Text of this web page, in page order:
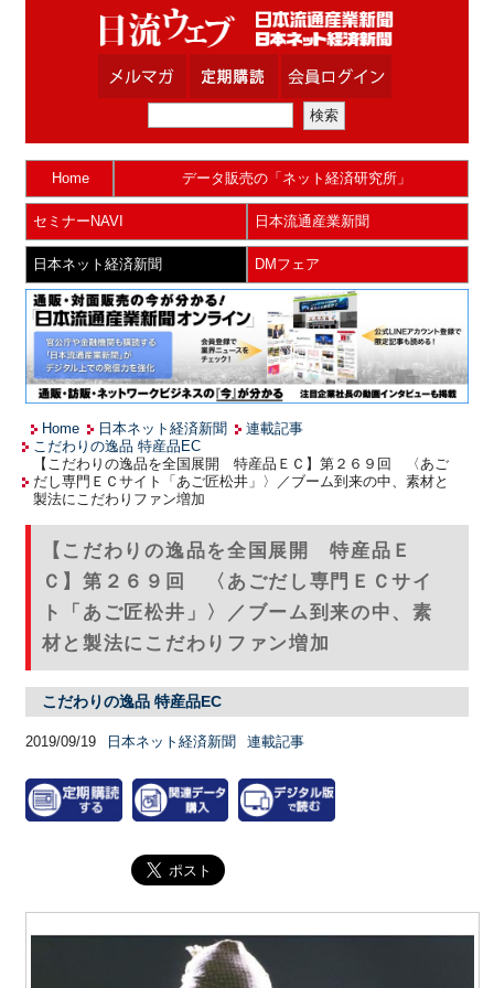
Home データ販売の「ネット経済研究所」
セミナーNAVI 日本流通産業新聞
日本ネット経済新聞 DMフェア
Home 日本ネット経済新聞
連載記事
こだわりの逸品 特産品EC
【こだわりの逸品を全国展開 特産品ＥＣ】第２６９回 〈あご
だし専門ＥＣサイト「あご匠松井」〉／ブーム到来の中、素材と
製法にこだわりファン増加
【こだわりの逸品を全国展開 特産品Ｅ
Ｃ】第２６９回 〈あごだし専門ＥＣサイ
ト「あご匠松井」〉／ブーム到来の中、素
材と製法にこだわりファン増加
こだわりの逸品 特産品EC
2019/09/19 日本ネット経済新聞 連載記事